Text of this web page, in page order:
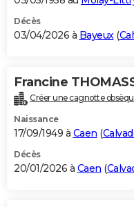
Décès
03/04/2026 à Bayeux(
Francine
Créer une cagnotte
Naissance
17/09/1949 à Caen (
Décès
20/01/2026 à Caen (